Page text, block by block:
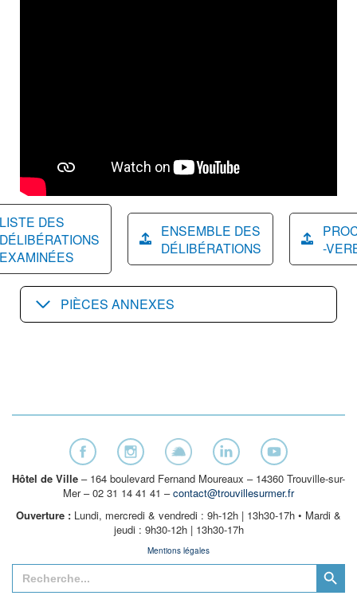
LISTE DES
DÉLIBÉRATIONS
EXAMINÉES
ENSEMBLE DES
DÉLIBÉRATIONS
-
PIÈCES ANNEXES
Hôtel de Ville – 164 boulevard Fernand Moureaux – 14360 Trouville-sur-
Mer – 02 31 14 41 41 –contact@trouvillesurmer.fr
Ouverture : Lundi, mercredi & vendredi : 9h-12h | 13h30-17h • Mardi &
jeudi : 9h30-12h | 13h30-17h
Mentions légales
Search
for:
Search Button